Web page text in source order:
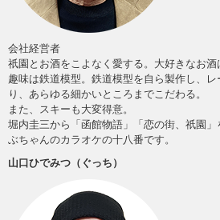
会社経営者
祇園とお酒をこよなく愛する。大好きなお酒
趣味は鉄道模型。鉄道模型を自ら製作し、レ
り、あらゆる細かいところまでこだわる。
また、スキーも大変得意。
堀内圭三から「函館物語」「恋の街、祇園
ぶちゃんのカラオケの十八番です。
山口ひでみつ（ぐっち）